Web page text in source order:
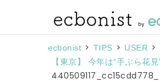
ecbonist > TIPS > USER >
【東京】 今年は“手ぶら花